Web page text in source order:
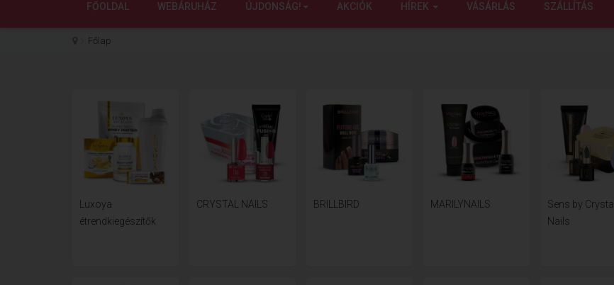
FŐOLDAL WEBÁRUHÁZ ÚJDONSÁG! AKCIÓK HÍREK VÁSÁRLÁS SZÁLLÍTÁS
Főlap
Luxoya
étrendkiegészítők
CRYSTAL NAILS BRILLBIRD MARILYNAILS
Sens by Crystal
Nails